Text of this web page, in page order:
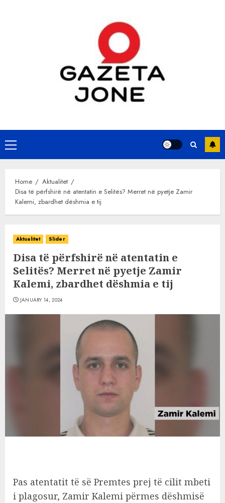
Primary
Menu
Home
Aktualitet
Disa të përfshirë në atentatin e Selitës? Merret në pyetje Zamir
Kalemi, zbardhet dëshmia e tij
Aktualitet Slider
Disa të përfshirë në atentatin e
Selitës? Merret në pyetje Zamir
Kalemi, zbardhet dëshmia e tij
JANUARY 14, 2024
Pas atentatit të së Premtes prej të cilit mbeti
i plagosur, Zamir Kalemi përmes dëshmisë